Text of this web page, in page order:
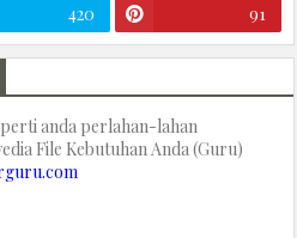
420 91
anda perlahan-lahan
File Kebutuhan Anda (Guru)